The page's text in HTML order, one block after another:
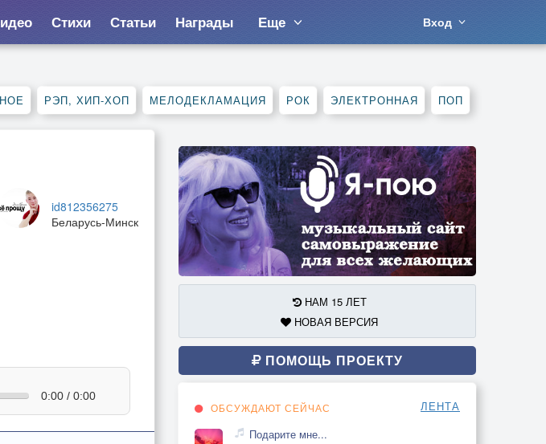
Стихи Статьи Награды Еще Вход
РЭП, ХИП-ХОП МЕЛОДЕКЛАМАЦИЯ РОК ЭЛЕКТРОННАЯ ПОП
id812356275
Беларусь-Минск
0:00 / 0:00
НАМ 15 ЛЕТ
НОВАЯ ВЕРСИЯ
ПОМОЩЬ ПРОЕКТУ
ОБСУЖДАЮТ СЕЙЧАС ЛЕНТА
Подарите мне...